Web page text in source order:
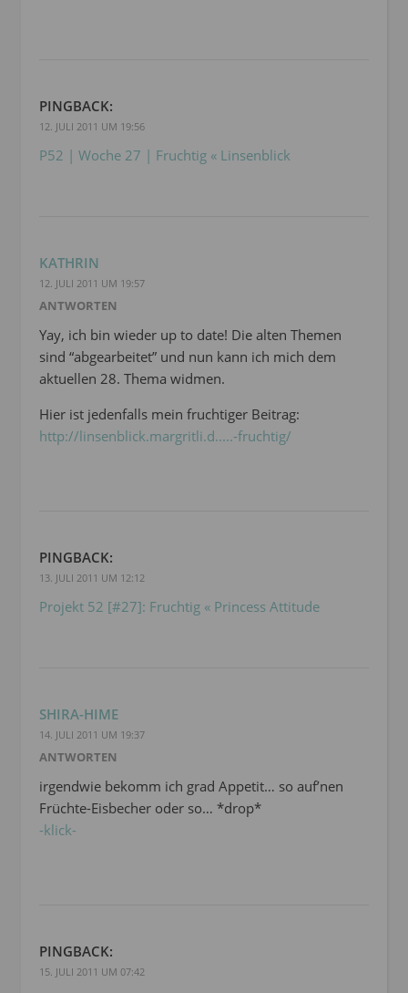
PINGBACK:
12. JULI 2011 UM 19:56
P52 | Woche 27 | Fruchtig « Linsenblick
KATHRIN
12. JULI 2011 UM 19:57
ANTWORTEN
Yay, ich bin wieder up to date! Die alten Themen
sind “abgearbeitet” und nun kann ich mich dem
aktuellen 28. Thema widmen.
Hier ist jedenfalls mein fruchtiger Beitrag:
http://linsenblick.margritli.d.....-fruchtig/
PINGBACK:
13. JULI 2011 UM 12:12
Projekt 52 [#27]: Fruchtig « Princess Attitude
SHIRA-HIME
14. JULI 2011 UM 19:37
ANTWORTEN
irgendwie bekomm ich grad Appetit… so auf’nen
Früchte-Eisbecher oder so… *drop*
-klick-
PINGBACK:
15. JULI 2011 UM 07:42